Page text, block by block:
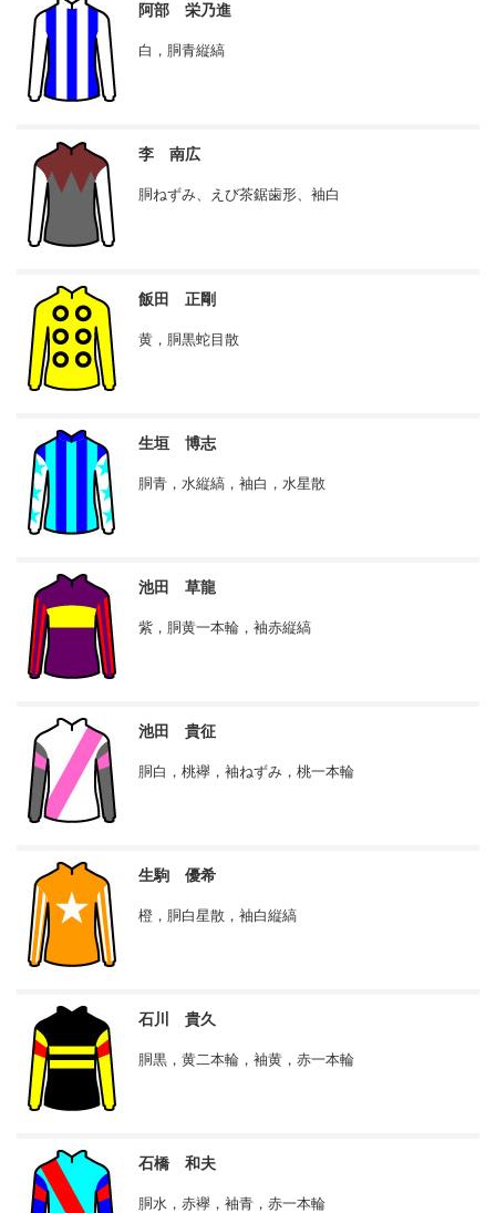
阿部 栄乃進
白，胴青縦縞
李 南広
胴ねずみ、えび茶鋸歯形、袖白
飯田 正剛
黄，胴黒蛇目散
生垣 博志
胴青，水縦縞，袖白，水星散
池田 草龍
紫，胴黄一本輪，袖赤縦縞
池田 貴征
胴白，桃襷，袖ねずみ，桃一本輪
生駒 優希
橙，胴白星散，袖白縦縞
石川 貴久
胴黒，黄二本輪，袖黄，赤一本輪
石橋 和夫
胴水，赤襷，袖青，赤一本輪